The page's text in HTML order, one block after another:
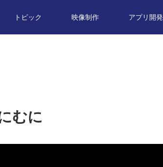
トピック 映像制作 アプリ開発
むに